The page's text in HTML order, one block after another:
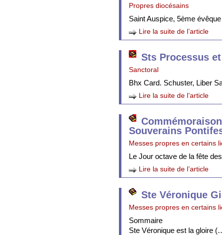
Propres diocésains
Saint Auspice, 5ème
Lire la suite de l’article
Sts Processus
Sanctoral
Bhx Card. Schuster, Liber
Lire la suite de l’article
Souverains
Messes propres en certains
Le Jour octave de la fête
Lire la suite de l’article
Ste Véronique
Messes propres en certains
Sommaire
Ste Véronique est la gloire